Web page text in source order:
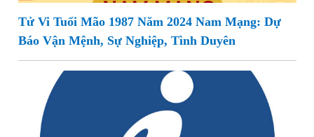
Tử Vi Tuổi Mão 1987 Năm 2024 Nam Mạng: Dự
Báo Vận Mệnh, Sự Nghiệp, Tình Duyên